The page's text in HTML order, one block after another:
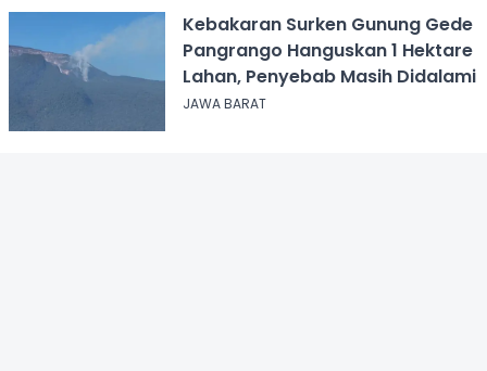
Kebakaran Surken Gunung Gede
Pangrango Hanguskan 1 Hektare
Lahan, Penyebab Masih Didalami
JAWA BARAT